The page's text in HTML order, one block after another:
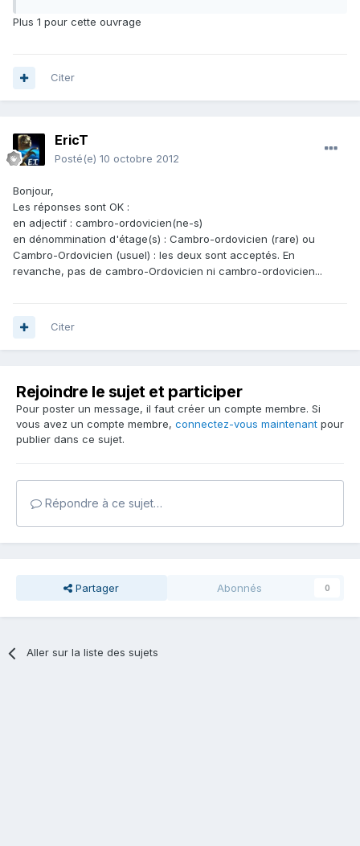
Plus 1 pour cette ouvrage
Citer
EricT
Posté(e) 10 octobre 2012
Bonjour,
Les réponses sont OK :
en adjectif : cambro-ordovicien(ne-s)
en dénommination d'étage(s) : Cambro-ordovicien (rare) ou
Cambro-Ordovicien (usuel) : les deux sont acceptés. En
revanche, pas de cambro-Ordovicien ni cambro-ordovicien...
Citer
Rejoindre le sujet et participer
Pour poster un message, il faut créer un compte membre. Si
vous avez un compte membre, connectez-vous maintenant pour
publier dans ce sujet.
Répondre à ce sujet…
Partager Abonnés 0
Aller sur la liste des sujets